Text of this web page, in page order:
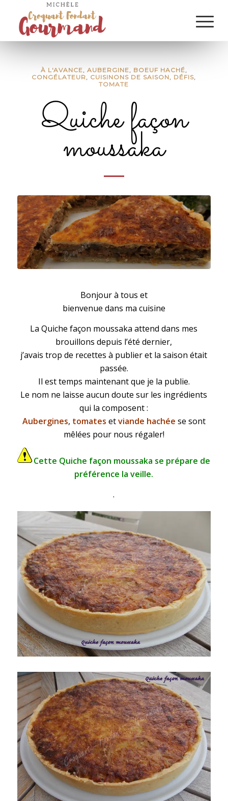
À L'AVANCE, AUBERGINE, BOEUF HACHÉ,
CONGÉLATEUR, CUISINONS DE SAISON, DÉFIS,
TOMATE
Quiche façon
moussaka
Bonjour à tous et
bienvenue dans ma cuisine
La Quiche façon moussaka attend dans mes
brouillons depuis l’été dernier,
j’avais trop de recettes à publier et la saison était
passée.
Il est temps maintenant que je la publie.
Le nom ne laisse aucun doute sur les ingrédients
qui la composent :
Aubergines, tomates etviande hachée se sont
mêlées pour nous régaler!
Cette Quiche façon moussaka se prépare de
préférence la veille.
.